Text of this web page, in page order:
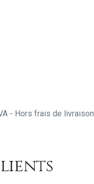
- Hors frais de livraison.